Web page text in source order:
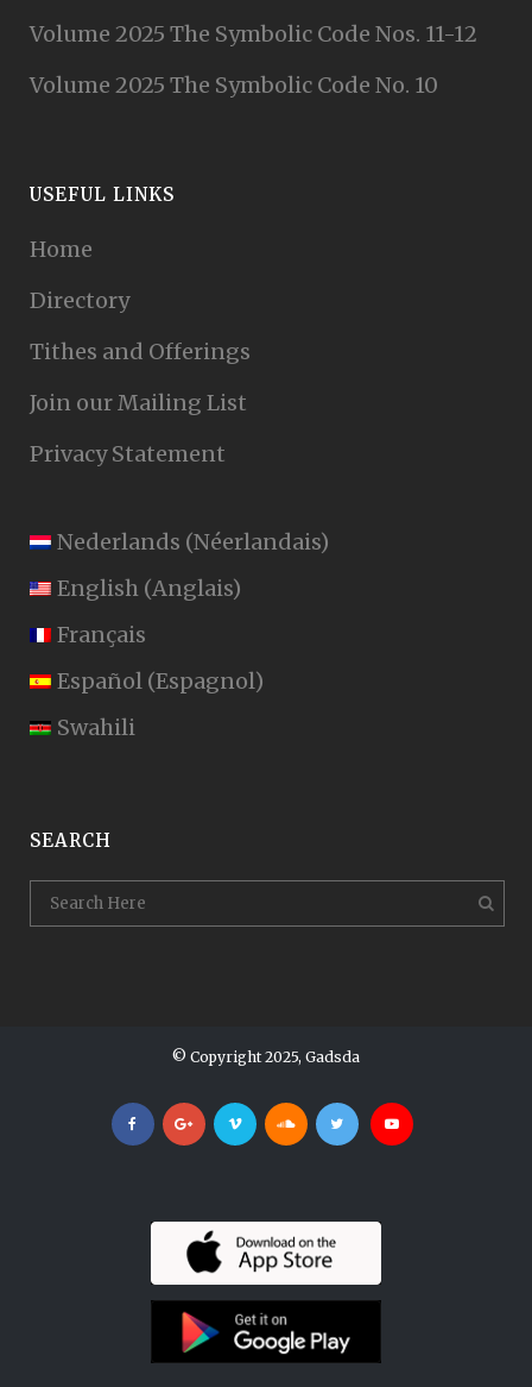
Volume 2025 The Symbolic Code Nos. 11-12
Volume 2025 The Symbolic Code No. 10
USEFUL LINKS
Home
Directory
Tithes and Offerings
Join our Mailing List
Privacy Statement
Nederlands (Néerlandais)
English (Anglais)
Français
Español (Espagnol)
Swahili
SEARCH
© Copyright 2025, Gadsda